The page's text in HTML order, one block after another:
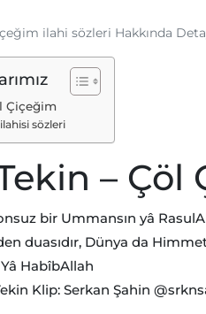
ilahi sözleri Hakkında
Çiçeğim
sözleri
– Çöl
bir Ummansın yâ
duasıdır, Dünya da
HabîbAllah
Klip: Serkan Şahin